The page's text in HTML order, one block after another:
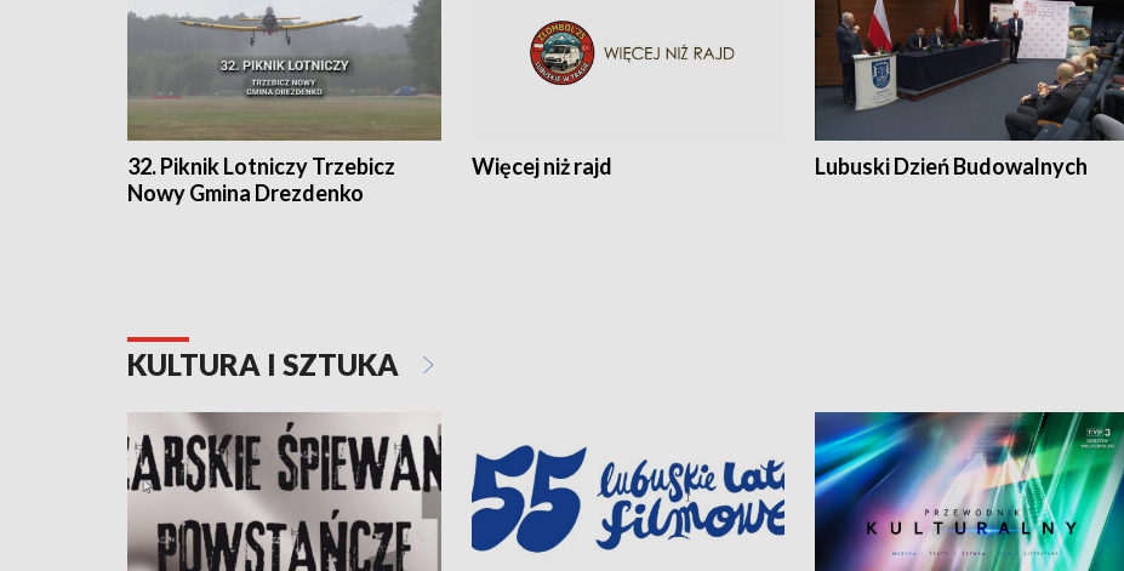
32. Piknik Lotniczy Trzebicz
Nowy Gmina Drezdenko
Więcej niż rajd Lubuski Dzień Budowalnych
KULTURA I SZTUKA